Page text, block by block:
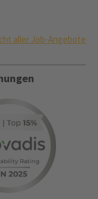
aller Job-Angebote